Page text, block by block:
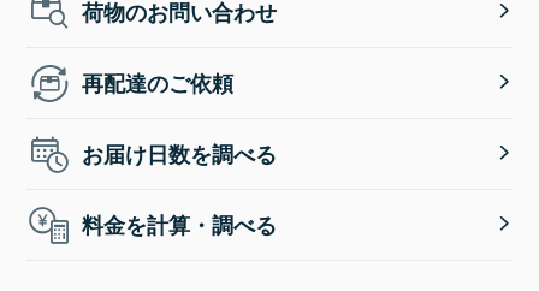
荷物のお問い合わせ
再配達のご依頼
お届け日数を調べる
料金を計算・調べる